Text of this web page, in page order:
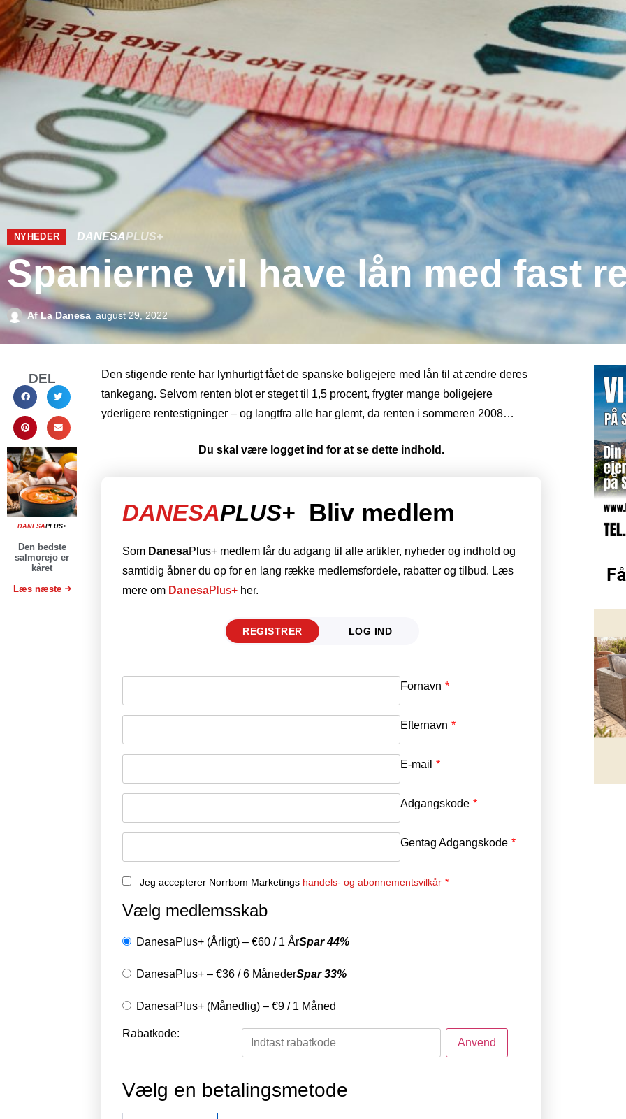
NYHEDER DANESAPLUS+
Spanierne vil have lån med fast
AfLa Danesa august 29, 2022
DEL
DANESAPLUS+
Den bedste
salmorejo er
kåret
Læs næste
Den stigende rente har lynhurtigt fået de spanske boligejere med lån til at ændre deres
tankegang. Selvom renten blot er steget til 1,5 procent, frygter mange boligejere
yderligere rentestigninger – og langtfra alle har glemt, da renten i sommeren 2008…
Du skal være logget ind for at se dette indhold.
DANESAPLUS+ Bliv medlem
Som DanesaPlus+ medlem får du adgang til alle artikler, nyheder og indhold og
samtidig åbner du op for en lang række medlemsfordele, rabatter og tilbud. Læs
mere om DanesaPlus+ her.
REGISTRER LOG IND
Fornavn *
Efternavn *
E-mail *
Adgangskode *
Gentag Adgangskode *
Jeg accepterer Norrbom Marketings handels- og abonnementsvilkår *
Vælg medlemsskab
DanesaPlus+ (Årligt) – €60 / 1 ÅrSpar 44%
DanesaPlus+ – €36 /6 MånederSpar 33%
DanesaPlus+ (Månedlig) – €9 / 1 Måned
Rabatkode:
Vælg en betalingsmetode
E-mail
Adgangskode